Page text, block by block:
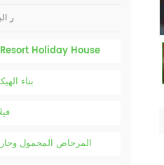
ر
Holiday House
بناء
المرحاض المحمول